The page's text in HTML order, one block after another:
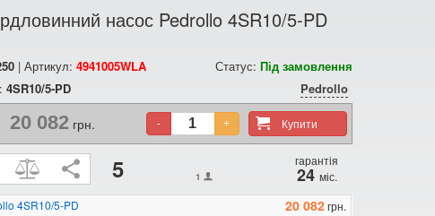
насос Pedrollo 4SR10/5-PD
| Артикул:4941005WLA Статус: Під замовлення
4SR10/5-PD Pedrollo
20 082грн. Купити
- +
5 1
гарантія
24 міс.
4SR10/5-PD
20 082грн.